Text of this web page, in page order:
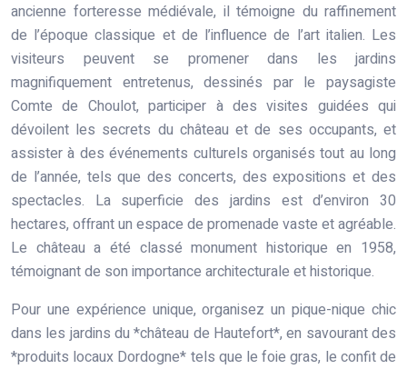
ancienne forteresse médiévale, il témoigne du raffinement
de l’époque classique et de l’influence de l’art italien. Les
visiteurs peuvent se promener dans les jardins
magnifiquement entretenus, dessinés par le paysagiste
Comte de Choulot, participer à des visites guidées qui
dévoilent les secrets du château et de ses occupants, et
assister à des événements culturels organisés tout au long
de l’année, tels que des concerts, des expositions et des
spectacles. La superficie des jardins est d’environ 30
hectares, offrant un espace de promenade vaste et agréable.
Le château a été classé monument historique en 1958,
témoignant de son importance architecturale et historique.
Pour une expérience unique, organisez un pique-nique chic
dans les jardins du *château de Hautefort*, en savourant des
*produits locaux Dordogne* tels que le foie gras, le confit de